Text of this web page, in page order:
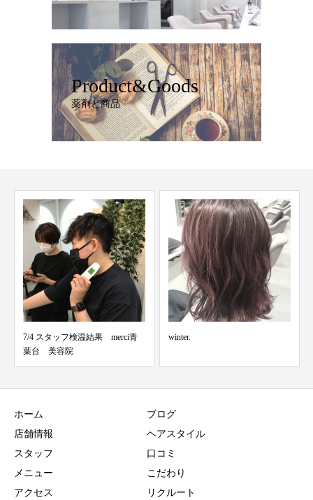
Product&Goods
薬剤と商品
winter.
1/6 スタッフ検温結果 merci青葉
ホーム
店舗情報
スタッフ
メニュー
アクセス
ブログ
ヘアスタイル
口コミ
こだわり
リクルート